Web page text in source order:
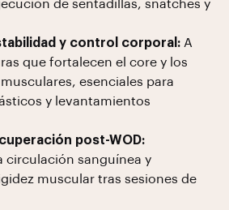
de sentadillas, snatches y
y control corporal: A
que fortalecen el core y los
esenciales para
y levantamientos
post-WOD:
circulación sanguínea y
muscular tras sesiones de